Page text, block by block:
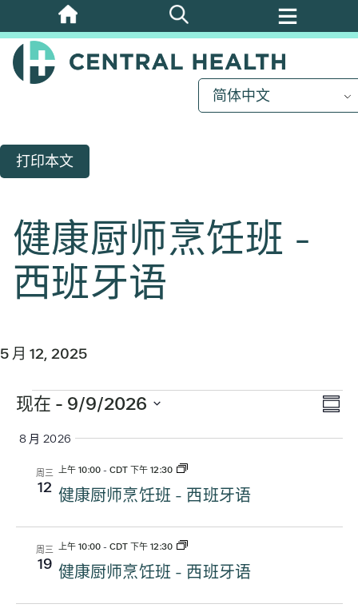
跳
至
主
简体中文
打印本文
健康厨师烹饪班 -
西班牙语
5 月 12, 2025
活
动
视
图
活
动
摘
现在 - 9/9/2026
择
期。
8 月 2026
周三
12
上午 10:00- CDT 下午 12:30
健康厨师烹饪班 - 西班牙语
周三
19
上午 10:00- CDT 下午 12:30
健康厨师烹饪班 - 西班牙语